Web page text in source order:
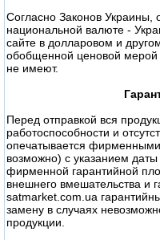
Согласно Законов Украины,
национальной валюте -
сайте в долларовом и
обобщенной ценовой мерой
не имеют.
Перед отправкой вся
работоспособности и
опечатывается
возможно) с указанием
фирменной гарантийной
внешнего вмешательства и
satmarket.com.ua
замену в случаях
продукции.